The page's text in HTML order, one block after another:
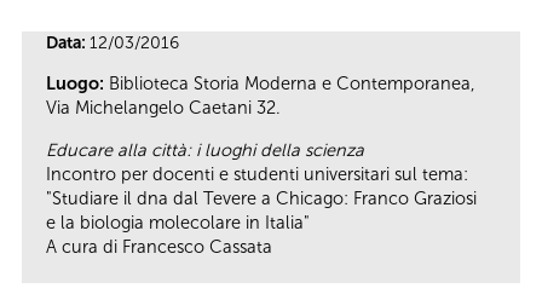
Data: 12/03/2016
Luogo: Biblioteca Storia Moderna e Contemporanea,
Via Michelangelo Caetani 32.
Educare alla città: i luoghi della scienza
Incontro per docenti e studenti universitari sul tema:
"Studiare il dna dal Tevere a Chicago: Franco Graziosi
e la biologia molecolare in Italia"
A cura di Francesco Cassata